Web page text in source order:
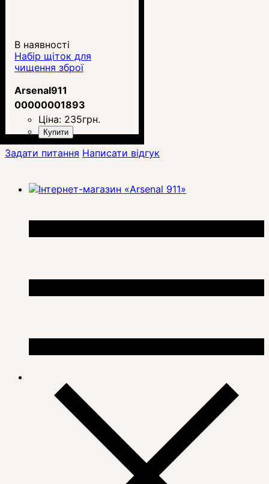
В наявності
Набір щіток для
чищення зброї
Arsenal911
00000001893
Ціна: 235грн.
Купити
Задати питання Написати відгук